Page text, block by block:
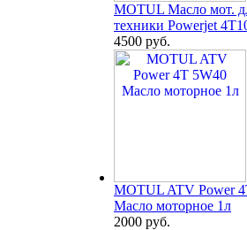
MOTUL Масло мот.
техники Powerjet
4500 руб.
MOTUL ATV Power
Масло моторное 1л
2000 руб.